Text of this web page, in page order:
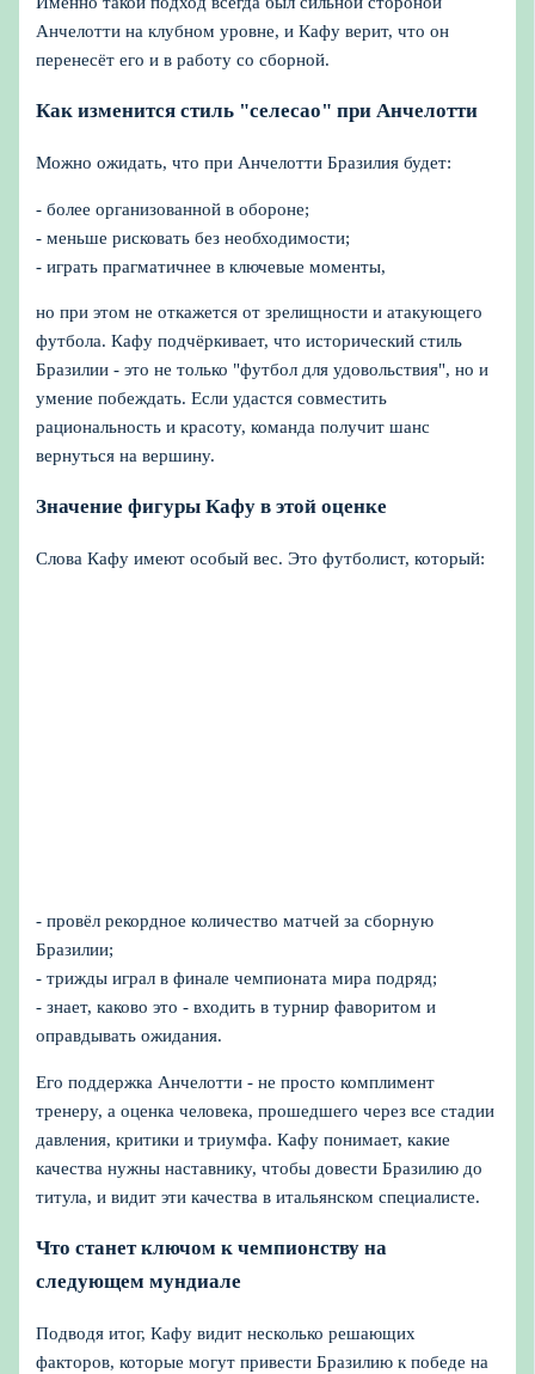
Анчелотти на клубном уровне, и Кафу верит, что он
перенесёт его и в работу со сборной.
Как изменится стиль "селесао" при Анчелотти
Можно ожидать, что при Анчелотти Бразилия будет:
- более организованной в обороне;
- меньше рисковать без необходимости;
- играть прагматичнее в ключевые моменты,
но при этом не откажется от зрелищности и атакующего
футбола. Кафу подчёркивает, что исторический стиль
Бразилии - это не только "футбол для удовольствия", но и
умение побеждать. Если удастся совместить
рациональность и красоту, команда получит шанс
вернуться на вершину.
Значение фигуры Кафу в этой оценке
Слова Кафу имеют особый вес. Это футболист, который:
- провёл рекордное количество матчей за сборную
Бразилии;
- трижды играл в финале чемпионата мира подряд;
- знает, каково это - входить в турнир фаворитом и
оправдывать ожидания.
Его поддержка Анчелотти - не просто комплимент
тренеру, а оценка человека, прошедшего через все стадии
давления, критики и триумфа. Кафу понимает, какие
качества нужны наставнику, чтобы довести Бразилию до
титула, и видит эти качества в итальянском специалисте.
Что станет ключом к чемпионству на
следующем мундиале
Подводя итог, Кафу видит несколько решающих
факторов, которые могут привести Бразилию к победе на